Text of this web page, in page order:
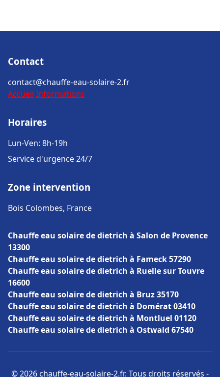
Contact
contact@chauffe-eau-solaire-2.fr
Accueil Informations
Horaires
Lun-Ven: 8h-19h
Service d'urgence 24/7
Zone intervention
Bois Colombes, France
Chauffe eau solaire de dietrich à Salon de Provence
13300
Chauffe eau solaire de dietrich à Fameck 57290
Chauffe eau solaire de dietrich à Ruelle sur Touvre
16600
Chauffe eau solaire de dietrich à Bruz 35170
Chauffe eau solaire de dietrich à Domérat 03410
Chauffe eau solaire de dietrich à Montluel 01120
Chauffe eau solaire de dietrich à Ostwald 67540
© 2026 chauffe-eau-solaire-2.fr. Tous droits réservés -